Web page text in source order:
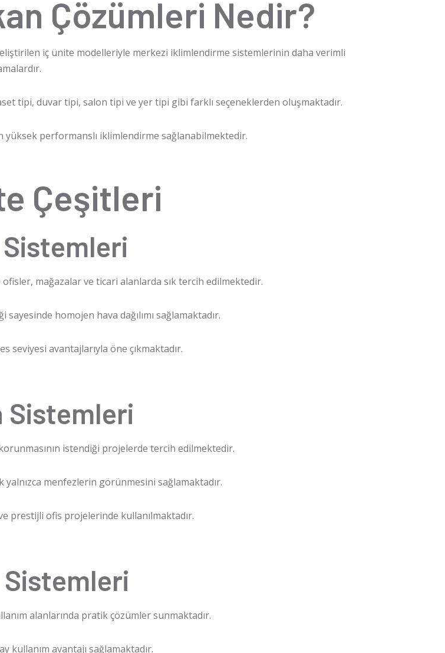
Çözümleri Nedir?
iç ünite modelleriyle merkezi iklimlendirme sistemlerinin daha verimli
tipi, duvar tipi, salon tipi ve yer tipi gibi farklı seçeneklerden oluşmaktadır.
yüksek performanslı iklimlendirme sağlanabilmektedir.
Çeşitleri
mağazalar ve ticari alanlarda sık tercih edilmektedir.
homojen hava dağılımı sağlamaktadır.
avantajlarıyla öne çıkmaktadır.
Sistemleri
istendiği projelerde tercih edilmektedir.
menfezlerin görünmesini sağlamaktadır.
prestijli ofis projelerinde kullanılmaktadır.
Sistemleri
alanlarında pratik çözümler sunmaktadır.
avantajı sağlamaktadır.